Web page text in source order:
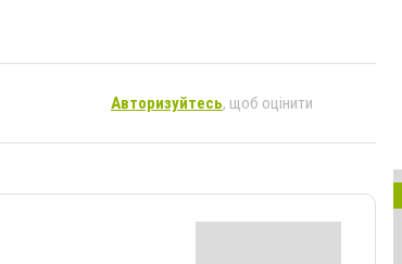
Авторизуйтесь, щоб оцінити